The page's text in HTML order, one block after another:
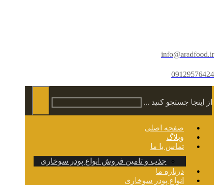
info@aradfood.ir
09129576424
از اینجا جستجو کنید ...
صفحه اصلی
وبلاگ
تماس با ما
جذب و تامین فروش انواع پودر سوخاری
درباره ما
انواع پودر سوخاری